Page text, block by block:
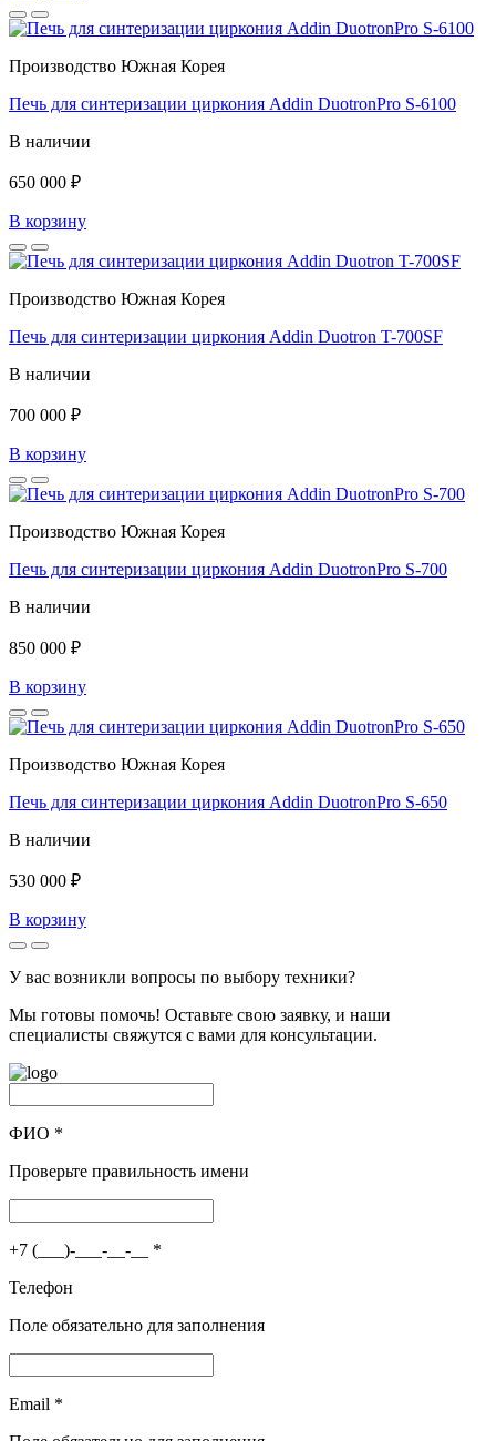
Производство Южная Корея
Печь для синтеризации циркония Addin DuotronPro S-6100
В наличии
650 000 ₽
В корзину
Производство Южная Корея
Печь для синтеризации циркония Addin Duotron T-700SF
В наличии
700 000 ₽
В корзину
Производство Южная Корея
Печь для синтеризации циркония Addin DuotronPro S-700
В наличии
850 000 ₽
В корзину
Производство Южная Корея
Печь для синтеризации циркония Addin DuotronPro S-650
В наличии
530 000 ₽
В корзину
У вас возникли вопросы по выбору техники?
Мы готовы помочь! Оставьте свою заявку, и наши
специалисты свяжутся с вами для консультации.
ФИО *
Проверьте правильность имени
+7 (___)-___-__-__ *
Телефон
Поле обязательно для заполнения
Email *